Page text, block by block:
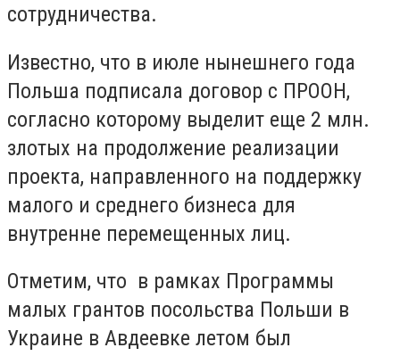
сотрудничества.
Известно, что в июле нынешнего года
Польша подписала договор с ПРООН,
согласно которому выделит еще 2 млн.
злотых на продолжение реализации
проекта, направленного на поддержку
малого и среднего бизнеса для
внутренне перемещенных лиц.
Отметим, что в рамках Программы
малых грантов посольства Польши в
Украине в Авдеевке летом был